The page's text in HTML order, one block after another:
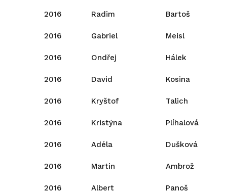
2016 Radim Bartoš
2016 Gabriel Meisl
2016 Ondřej Hálek
2016 David Kosina
2016 Kryštof Talich
2016 Kristýna Plíhalová
2016 Adéla Dušková
2016 Martin Ambrož
2016 Albert Panoš